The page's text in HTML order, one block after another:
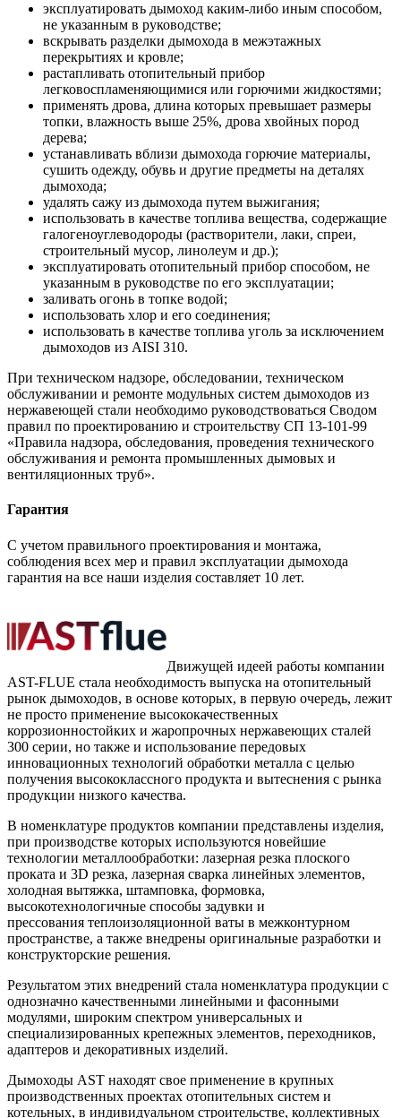
эксплуатировать дымоход каким-либо иным способом,
не указанным в руководстве;
вскрывать разделки дымохода в межэтажных
перекрытиях и кровле;
растапливать отопительный прибор
легковоспламеняющимися или горючими жидкостями;
применять дрова, длина которых превышает размеры
топки, влажность выше 25%, дрова хвойных пород
дерева;
устанавливать вблизи дымохода горючие материалы,
сушить одежду, обувь и другие предметы на деталях
дымохода;
удалять сажу из дымохода путем выжигания;
использовать в качестве топлива вещества, содержащие
галогеноуглеводороды (растворители, лаки, спреи,
строительный мусор, линолеум и др.);
эксплуатировать отопительный прибор способом, не
указанным в руководстве по его эксплуатации;
заливать огонь в топке водой;
использовать хлор и его соединения;
использовать в качестве топлива уголь за исключением
дымоходов из AISI 310.
При техническом надзоре, обследовании, техническом
обслуживании и ремонте модульных систем дымоходов из
нержавеющей стали необходимо руководствоваться Сводом
правил по проектированию и строительству СП 13-101-99
«Правила надзора, обследования, проведения технического
обслуживания и ремонта промышленных дымовых и
вентиляционных труб».
Гарантия
С учетом правильного проектирования и монтажа,
соблюдения всех мер и правил эксплуатации дымохода
гарантия на все наши изделия составляет 10 лет.
Движущей идеей работы компании
AST-FLUE стала необходимость выпуска на отопительный
рынок дымоходов, в основе которых, в первую очередь, лежит
не просто применение высококачественных
коррозионностойких и жаропрочных нержавеющих сталей
300 серии, но также и использование передовых
инновационных технологий обработки металла с целью
получения высококлассного продукта и вытеснения с рынка
продукции низкого качества.
В номенклатуре продуктов компании представлены изделия,
при производстве которых используются новейшие
технологии металлообработки: лазерная резка плоского
проката и 3D резка, лазерная сварка линейных элементов,
холодная вытяжка, штамповка, формовка,
высокотехнологичные способы задувки и
прессования теплоизоляционной ваты в межконтурном
пространстве, а также внедрены оригинальные разработки и
конструкторские решения.
Результатом этих внедрений стала номенклатура продукции с
однозначно качественными линейными и фасонными
модулями, широким спектром универсальных и
специализированных крепежных элементов, переходников,
адаптеров и декоративных изделий.
Дымоходы AST находят свое применение в крупных
производственных проектах отопительных систем и
котельных, в индивидуальном строительстве, коллективных